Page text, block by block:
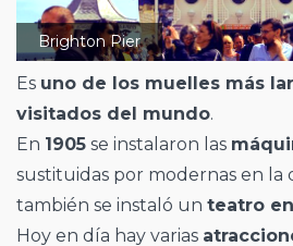
Brighton Pier
Es uno de los muelles más
visitados del mundo.
En 1905 se instalaron las
sustituidas por modernas en la
también se instaló un teatro en
Hoy en día hay varias